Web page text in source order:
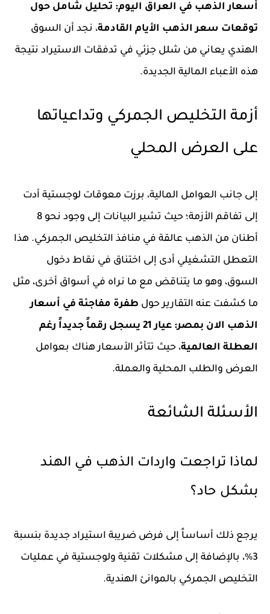
أسعار الذهب في العراق اليوم: تحليل شامل حول
توقعات سعر الذهب الأيام القادمة، نجد أن السوق
الهندي يعاني من شلل جزئي في تدفقات الاستيراد نتيجة
هذه الأعباء المالية الجديدة.
أزمة التخليص الجمركي وتداعياتها
على العرض المحلي
إلى جانب العوامل المالية، برزت معوقات لوجستية أدت
إلى تفاقم الأزمة؛ حيث تشير البيانات إلى وجود نحو 8
أطنان من الذهب عالقة في منافذ التخليص الجمركي. هذا
التعطل التشغيلي أدى إلى اختناق في نقاط دخول
السوق، وهو ما يتناقض مع ما نراه في أسواق أخرى، مثل
ما كشفت عنه التقارير حول طفرة مفاجئة في أسعار
الذهب الان بمصر: عيار 21 يسجل رقماً جديداً رغم
العطلة العالمية، حيث تتأثر الأسعار هناك بعوامل
العرض والطلب المحلية والعملة.
الأسئلة الشائعة
لماذا تراجعت واردات الذهب في الهند
بشكل حاد؟
يرجع ذلك أساساً إلى فرض ضريبة استيراد جديدة بنسبة
3%، بالإضافة إلى مشكلات تقنية ولوجستية في عمليات
التخليص الجمركي بالموانئ الهندية.